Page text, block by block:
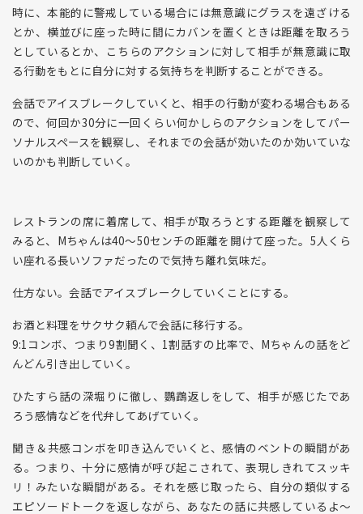
時に、本能的に警戒している場合には無意識にグラスを遠ざける
とか、横並びに座った時に間にカバンを置くときは距離を取ろう
としているとか、こちらのアクションに対して相手が無意識に取
る行動をもとに自分に対する気持ちを判断することができる。
会話でアイスブレークしていくと、相手の行動が変わる場合もある
ので、何回か30分に一回くらい何かしらのアクションをしてパー
ソナルスペースを観察し、それまでの会話が効いたのか効いていな
いのかも判断していく。
レストランの席に着席して、相手が取ろうとする距離を観察して
みると、Mちゃんは40〜50センチの距離を開けて座った。5人くら
い座れる長いソファだったので気持ち離れ気味だ。
仕方ない。会話でアイスブレークしていくことにする。
お酒と料理をサクサク頼んで会話に移行する。
9:1コンボ、つまり9割聞く、1割話すの比率で、Mちゃんの話をど
んどん引き出していく。
ひたすら話の深堀りに徹し、鸚鵡返しをして、相手が感じたであ
ろう感情などを代弁してあげていく。
聞き＆共感コンボを叩き込んでいくと、感情のベントの瞬間があ
る。つまり、十分に感情が呼び起こされて、表現しきれてスッキ
リ！みたいな瞬間がある。それを感じ取ったら、自分の類似する
エピソードトークを返しながら、あなたの話に共感しているよ〜